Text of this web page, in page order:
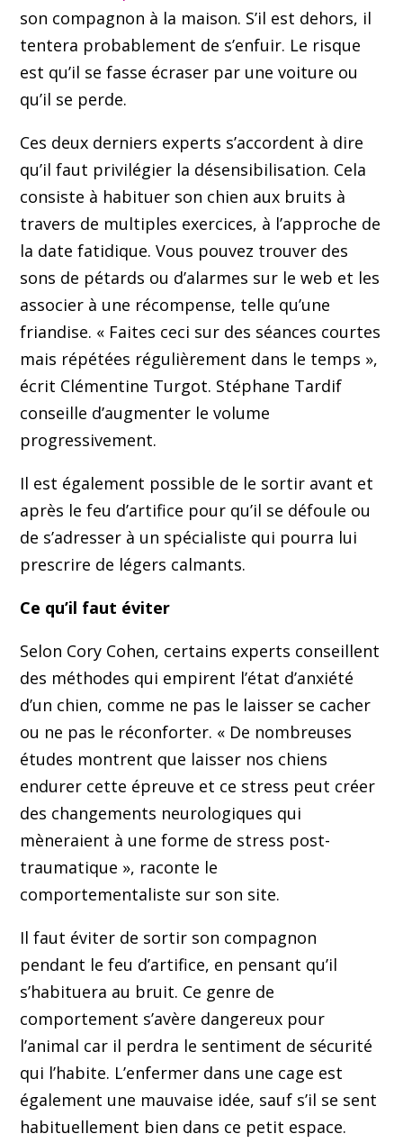
son compagnon à la maison. S’il est dehors, il
tentera probablement de s’enfuir. Le risque
est qu’il se fasse écraser par une voiture ou
qu’il se perde.
Ces deux derniers experts s’accordent à dire
qu’il faut privilégier la désensibilisation. Cela
consiste à habituer son chien aux bruits à
travers de multiples exercices, à l’approche de
la date fatidique. Vous pouvez trouver des
sons de pétards ou d’alarmes sur le web et les
associer à une récompense, telle qu’une
friandise. « Faites ceci sur des séances courtes
mais répétées régulièrement dans le temps »,
écrit Clémentine Turgot. Stéphane Tardif
conseille d’augmenter le volume
progressivement.
Il est également possible de le sortir avant et
après le feu d’artifice pour qu’il se défoule ou
de s’adresser à un spécialiste qui pourra lui
prescrire de légers calmants.
Ce qu’il faut éviter
Selon Cory Cohen, certains experts conseillent
des méthodes qui empirent l’état d’anxiété
d’un chien, comme ne pas le laisser se cacher
ou ne pas le réconforter. « De nombreuses
études montrent que laisser nos chiens
endurer cette épreuve et ce stress peut créer
des changements neurologiques qui
mèneraient à une forme de stress post-
traumatique », raconte le
comportementaliste sur son site.
Il faut éviter de sortir son compagnon
pendant le feu d’artifice, en pensant qu’il
s’habituera au bruit. Ce genre de
comportement s’avère dangereux pour
l’animal car il perdra le sentiment de sécurité
qui l’habite. L’enfermer dans une cage est
également une mauvaise idée, sauf s’il se sent
habituellement bien dans ce petit espace.